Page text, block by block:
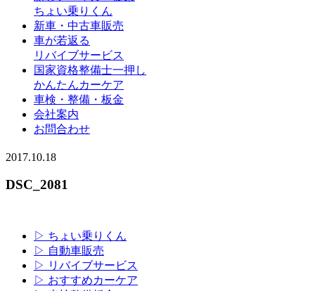
ちょい乗りくん
新車・中古車販売
車が若返る
リバイブサービス
国家資格整備士一押し
かんたんカーケア
車検・整備・板金
会社案内
お問合わせ
2017.10.18
DSC_2081
▷ ちょい乗りくん
▷ 自動車販売
▷ リバイブサービス
▷ おすすめカーケア